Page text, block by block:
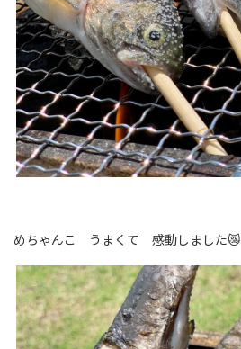
めちゃんこ うまくて 感動しました😿